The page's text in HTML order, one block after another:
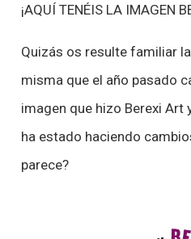
¡AQUÍ TENÉIS LA IMAGEN
Quizás os resulte familiar
misma que el año pasado
imagen que hizo Berexi Art
ha estado haciendo
parece?